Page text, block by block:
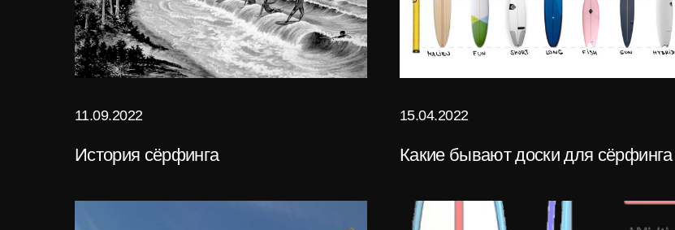
11.09.2022
История сёрфинга
15.04.2022
Какие бывают доски для сёрфинга